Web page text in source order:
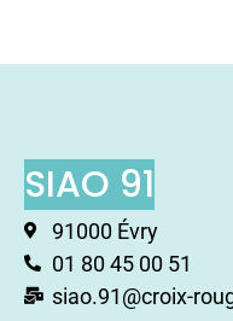
SIAO 91
91000 Évry
01 80 45 00 51
siao.91@croix-